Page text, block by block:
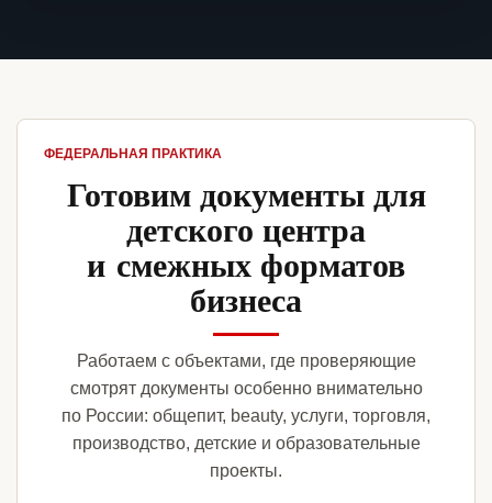
ФЕДЕРАЛЬНАЯ ПРАКТИКА
Готовим документы для
детского центра
и смежных форматов
бизнеса
Работаем с объектами, где проверяющие
смотрят документы особенно внимательно
по России: общепит, beauty, услуги, торговля,
производство, детские и образовательные
проекты.